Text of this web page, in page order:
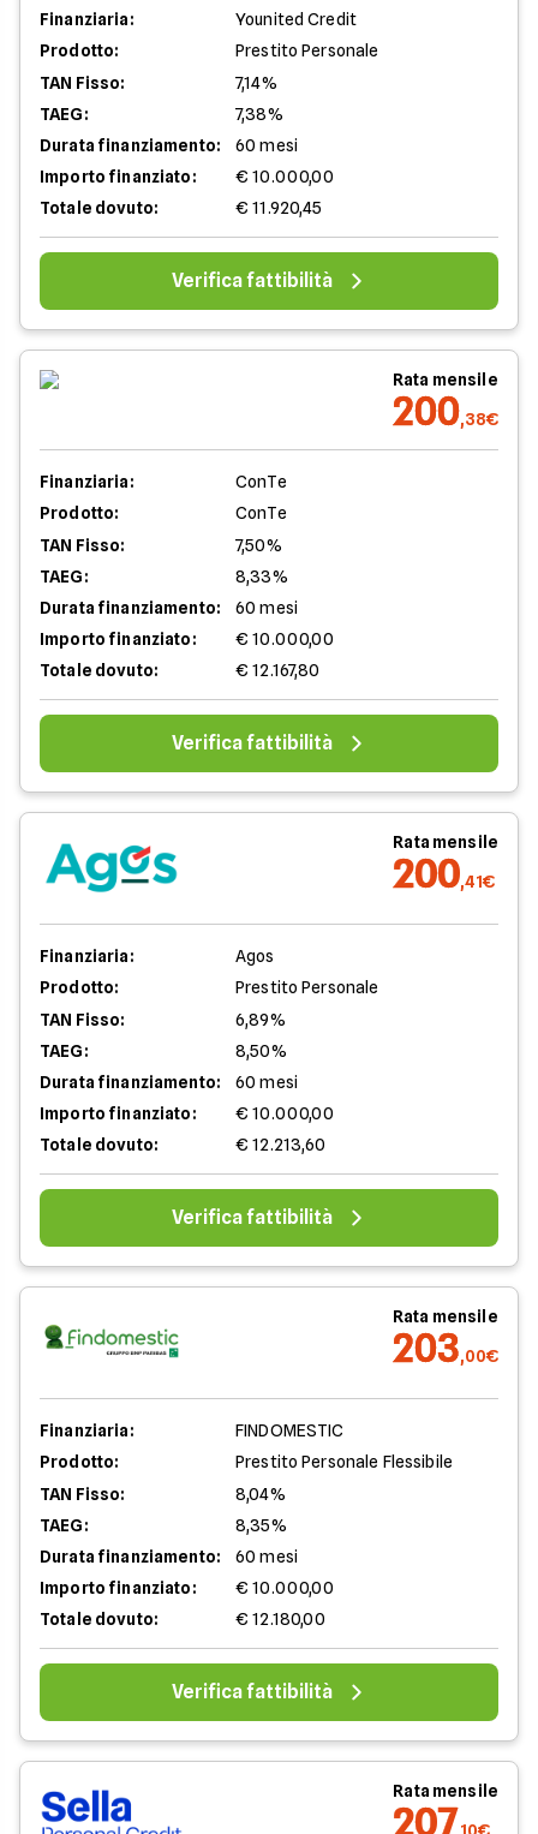
Finanziaria:
Younited Credit
Prodotto:
Prestito Personale
TAN Fisso:
7,14%
TAEG:
7,38%
Durata finanziamento:
60 mesi
Importo finanziato:
€ 10.000,00
Totale dovuto:
€ 11.920,45
Verifica fattibilità
Rata mensile
200,38€
Finanziaria:
ConTe
Prodotto:
ConTe
TAN Fisso:
7,50%
TAEG:
8,33%
Durata finanziamento:
60 mesi
Importo finanziato:
€ 10.000,00
Totale dovuto:
€ 12.167,80
Verifica fattibilità
Rata mensile
200,41€
Finanziaria:
Agos
Prodotto:
Prestito Personale
TAN Fisso:
6,89%
TAEG:
8,50%
Durata finanziamento:
60 mesi
Importo finanziato:
€ 10.000,00
Totale dovuto:
€ 12.213,60
Verifica fattibilità
Rata mensile
203,00€
Finanziaria:
FINDOMESTIC
Prodotto:
Prestito Personale Flessibile
TAN Fisso:
8,04%
TAEG:
8,35%
Durata finanziamento:
60 mesi
Importo finanziato:
€ 10.000,00
Totale dovuto:
€ 12.180,00
Verifica fattibilità
Rata mensile
207,10€